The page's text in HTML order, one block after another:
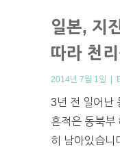
일본, 지
따라 천
2014년 7월 1일 |
3년 전 일어난
흔적은 동북부
히 남아있습니